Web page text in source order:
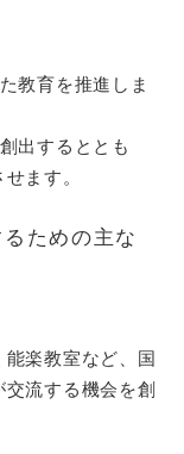
教育を推進しま
出するととも
ます。
ための主な
楽教室など、国
流する機会を創